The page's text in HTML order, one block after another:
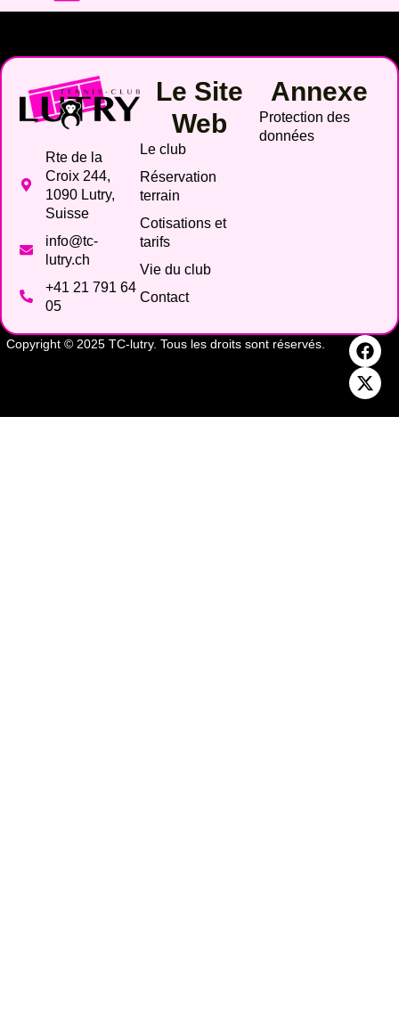
Rte de la
Croix 244,
1090 Lutry,
Suisse
info@tc-
lutry.ch
+41 21 791 64
05
Le Site
Web
Le club
Réservation
terrain
Cotisations et
tarifs
Vie du club
Contact
Annexe
Protection des
données
Copyright © 2025 TC-lutry. Tous les droits sont réservés.